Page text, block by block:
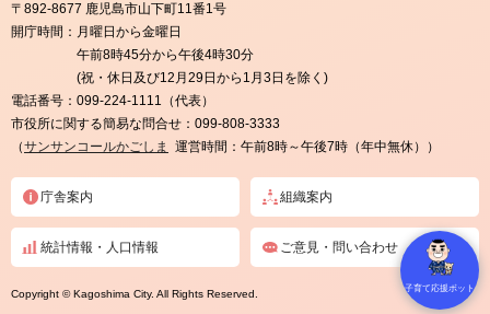
〒892-8677 鹿児島市山下町11番1号
開庁時間： 月曜日から金曜日
午前8時45分から午後4時30分
(祝・休日及び12月29日から1月3日を除く)
電話番号： 099-224-1111（代表）
市役所に関する簡易な問合せ： 099-808-3333
（サンサンコールかごしま 運営時間：午前8時～午後7時（年中無休））
庁舎案内 組織案内
統計情報・人口情報 ご意見・問い合わせ
Copyright © Kagoshima City. All Rights Reserved. 子育て応援ボット